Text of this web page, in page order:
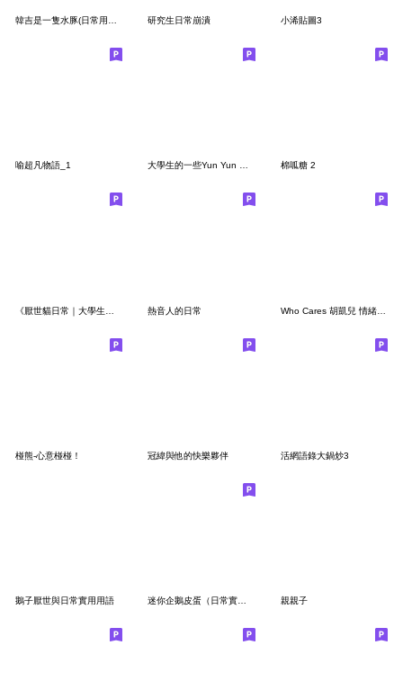
研究生日常崩潰 小浠貼圖3
喻超凡物語_1 大學生的一些Yun Yun 厭厭⋯⋯ 棉呱糖 2
熱音人的日常 Who Cares 胡凱兒 情緒搖滾貼圖 Vol.2
椪熊-心意椪椪！ 冠緯與他的快樂夥伴 活網語錄大鍋炒3
鵝子厭世與日常實用用語 迷你企鵝皮蛋（日常實用×聖誕篇） 親親子